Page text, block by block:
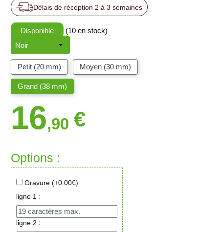
Délais de réception 2 à 3 semaines
Disponible (10 en stock)
Petit (20 mm) Moyen (30 mm)
Grand (38 mm)
16,90 €
Options :
Gravure (+0.00€)
ligne 1 :
ligne 2 :